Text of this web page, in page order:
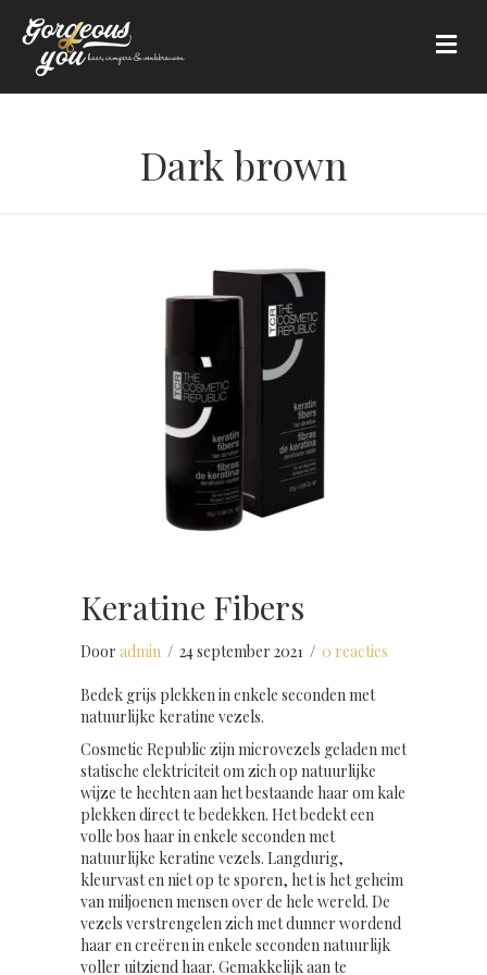
Dark brown
Keratine Fibers
Door admin / 24 september 2021 / 0 reacties
Bedek grijs plekken in enkele seconden met
natuurlijke keratine vezels.
Cosmetic Republic zijn microvezels geladen met
statische elektriciteit om zich op natuurlijke
wijze te hechten aan het bestaande haar om kale
plekken direct te bedekken. Het bedekt een
volle bos haar in enkele seconden met
natuurlijke keratine vezels. Langdurig,
kleurvast en niet op te sporen, het is het geheim
van miljoenen mensen over de hele wereld. De
vezels verstrengelen zich met dunner wordend
haar en creëren in enkele seconden natuurlijk
voller uitziend haar. Gemakkelijk aan te